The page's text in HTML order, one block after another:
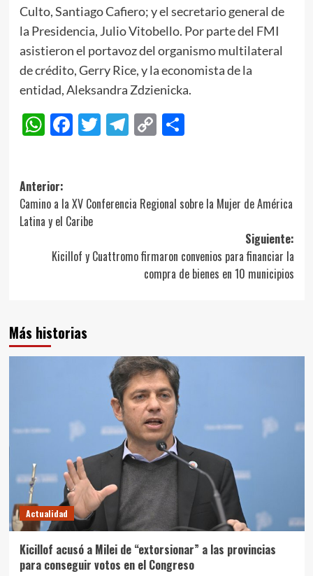
Culto, Santiago Cafiero; y el secretario general de
la Presidencia, Julio Vitobello. Por parte del FMI
asistieron el portavoz del organismo multilateral
de crédito, Gerry Rice, y la economista de la
entidad, Aleksandra Zdzienicka.
WhatsApp
Facebook
Twitter
Telegram
CopyCompartir
Navegación
de
entradas
Anterior:
Camino a la XV Conferencia Regional sobre la Mujer de América
Latina y el Caribe
Siguiente:
Kicillof y Cuattromo firmaron convenios para financiar la
compra de bienes en 10 municipios
Más historias
Actualidad
Kicillof acusó a Milei de “extorsionar” a las provincias
para conseguir votos en el Congreso